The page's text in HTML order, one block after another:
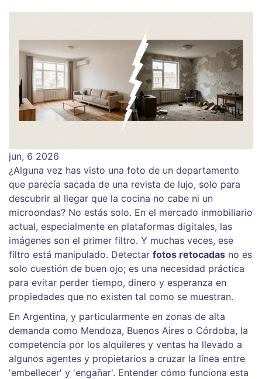
jun, 6 2026
¿Alguna vez has visto una foto de un departamento
que parecía sacada de una revista de lujo, solo para
descubrir al llegar que la cocina no cabe ni un
microondas? No estás solo. En el mercado inmobiliario
actual, especialmente en plataformas digitales, las
imágenes son el primer filtro. Y muchas veces, ese
filtro está manipulado. Detectar fotos retocadas no es
solo cuestión de buen ojo; es una necesidad práctica
para evitar perder tiempo, dinero y esperanza en
propiedades que no existen tal como se muestran.
En Argentina, y particularmente en zonas de alta
demanda como Mendoza, Buenos Aires o Córdoba, la
competencia por los alquileres y ventas ha llevado a
algunos agentes y propietarios a cruzar la línea entre
'embellecer' y 'engañar'. Entender cómo funciona esta